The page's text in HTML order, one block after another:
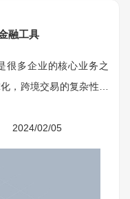
融工具
很多企业的核心业务之
，跨境交易的复杂性和
平台发挥了很重要的作
2024/02/05